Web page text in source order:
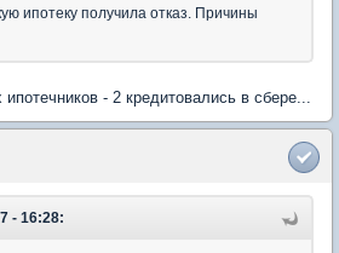
ипотеку получила отказ. Причины
- 2 кредитовались в сбере...
- 16:28: